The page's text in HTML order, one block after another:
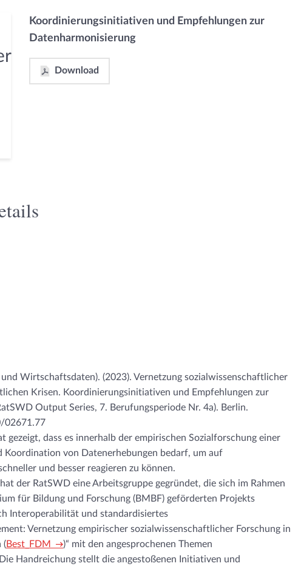
Koordinierungsinitiativen und Empfehlungen zur
Datenharmonisierung
Download
Wirtschaftsdaten). (2023). Vernetzung sozialwissenschaftlicher
Krisen. Koordinierungsinitiativen und Empfehlungen zur
Output Series, 7. Berufungsperiode Nr. 4a). Berlin.
02671.77
gezeigt, dass es innerhalb der empirischen Sozialforschung einer
Koordination von Datenerhebungen bedarf, um auf
und besser reagieren zu können.
der RatSWD eine Arbeitsgruppe gegründet, die sich im Rahmen
für Bildung und Forschung (BMBF) geförderten Projekts
Interoperabilität und standardisiertes
Vernetzung empirischer sozialwissenschaftlicher Forschung in
(Best_FDM
)“ mit den angesprochenen Themen
Handreichung stellt die angestoßenen Initiativen und